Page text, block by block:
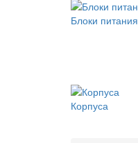
Блоки питания
Корпуса